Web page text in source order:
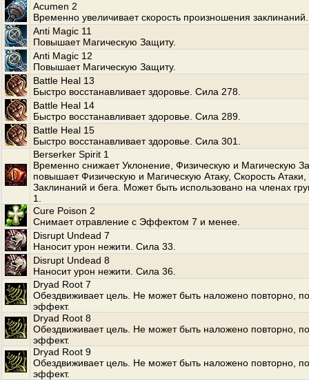
Acumen 2
Временно увеличивает скорость произношения
Anti Magic 11
Повышает Магическую Защиту.
Anti Magic 12
Повышает Магическую Защиту.
Battle Heal 13
Быстро восстанавливает здоровье. Сила 278.
Battle Heal 14
Быстро восстанавливает здоровье. Сила 289.
Battle Heal 15
Быстро восстанавливает здоровье. Сила 301.
Berserker Spirit 1
Временно снижает Уклонение, Физическую и Магическую
повышает Физическую и Магическую Атаку, Скорость
Заклинаний и бега. Может быть использовано на членах
1.
Cure Poison 2
Снимает отравление с Эффектом 7 и менее.
Disrupt Undead 7
Наносит урон нежити. Сила 33.
Disrupt Undead 8
Наносит урон нежити. Сила 36.
Dryad Root 7
Обездвиживает цель. Не может быть наложено повторно,
эффект.
Dryad Root 8
Обездвиживает цель. Не может быть наложено повторно,
эффект.
Dryad Root 9
Обездвиживает цель. Не может быть наложено повторно,
эффект.